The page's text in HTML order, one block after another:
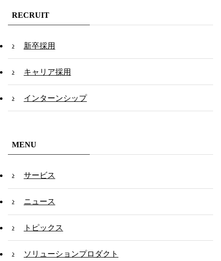
RECRUIT
新卒採用
キャリア採用
インターンシップ
MENU
サービス
ニュース
トピックス
ソリューションプロダクト